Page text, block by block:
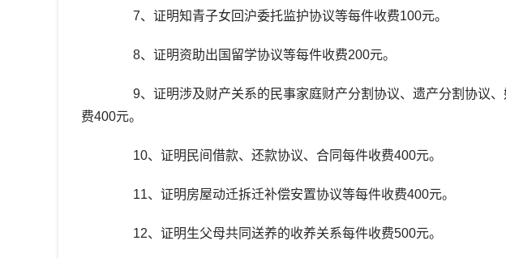
7、证明知青子女回沪委托监护协议等每件收费100元。
8、证明资助出国留学协议等每件收费200元。
9、证明涉及财产关系的民事家庭财产分割协议、遗产分割协议、
费400元。
10、证明民间借款、还款协议、合同每件收费400元。
11、证明房屋动迁拆迁补偿安置协议等每件收费400元。
12、证明生父母共同送养的收养关系每件收费500元。